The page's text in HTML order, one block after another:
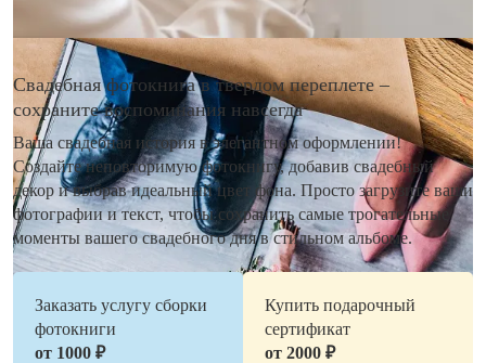
Свадебная фотокнига в твердом переплете –
сохраните воспоминания навсегда
Ваша свадебная история в элегантном оформлении!
Создайте неповторимую фотокнигу, добавив свадебный
декор и выбрав идеальный цвет фона. Просто загрузите ваши
фотографии и текст, чтобы сохранить самые трогательные
моменты вашего свадебного дня в стильном альбоме.
Заказать услугу сборки
фотокниги
от 1000 ₽
Купить подарочный
сертификат
от 2000 ₽